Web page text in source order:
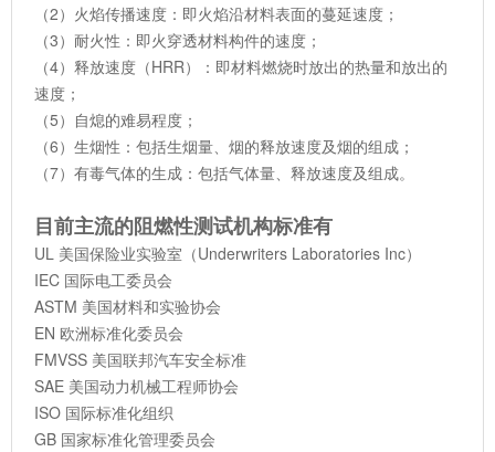
（2）火焰传播速度：即火焰沿材料表面的蔓延速度；
（3）耐火性：即火穿透材料构件的速度；
（4）释放速度（HRR）：即材料燃烧时放出的热量和放出的
速度；
（5）自熄的难易程度；
（6）生烟性：包括生烟量、烟的释放速度及烟的组成；
（7）有毒气体的生成：包括气体量、释放速度及组成。
目前主流的阻燃性测试机构标准有
UL 美国保险业实验室（Underwriters Laboratories Inc）
IEC 国际电工委员会
ASTM 美国材料和实验协会
EN 欧洲标准化委员会
FMVSS 美国联邦汽车安全标准
SAE 美国动力机械工程师协会
ISO 国际标准化组织
GB 国家标准化管理委员会